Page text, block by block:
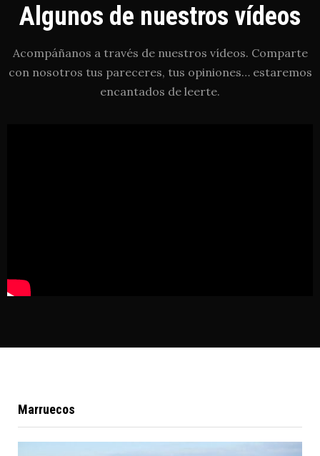
Algunos de nuestros vídeos
Acompáñanos a través de nuestros vídeos. Comparte
con nosotros tus pareceres, tus opiniones… estaremos
encantados de leerte.
Marruecos